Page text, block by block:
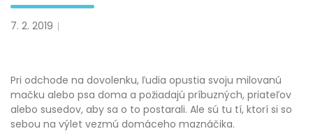
7. 2. 2019
Pri odchode na dovolenku, ľudia opustia svoju milovanú
mačku alebo psa doma a požiadajú príbuzných, priateľov
alebo susedov, aby sa o to postarali. Ale sú tu tí, ktorí si so
sebou na výlet vezmú domáceho maznáčika.